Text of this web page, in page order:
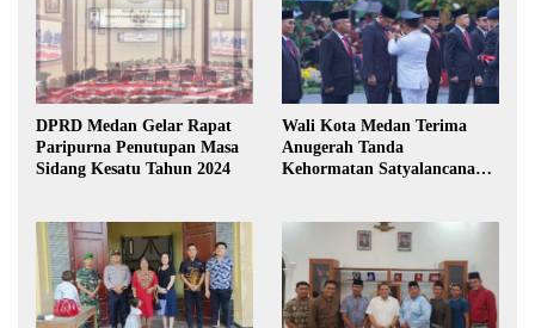
DPRD Medan Gelar Rapat
Paripurna Penutupan Masa
Sidang Kesatu Tahun 2024
Wali Kota Medan Terima
Anugerah Tanda
Kehormatan Satyalancana